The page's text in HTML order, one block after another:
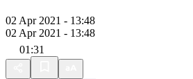
02 Apr 2021 - 13:48
02 Apr 2021 - 13:48
01:31